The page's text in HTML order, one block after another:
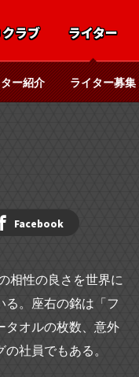
ラブ ライター
ー紹介 ライター募集
Facebook
相性の良さを世界に
る。座右の銘は「フ
タオルの枚数、意外
社員でもある。